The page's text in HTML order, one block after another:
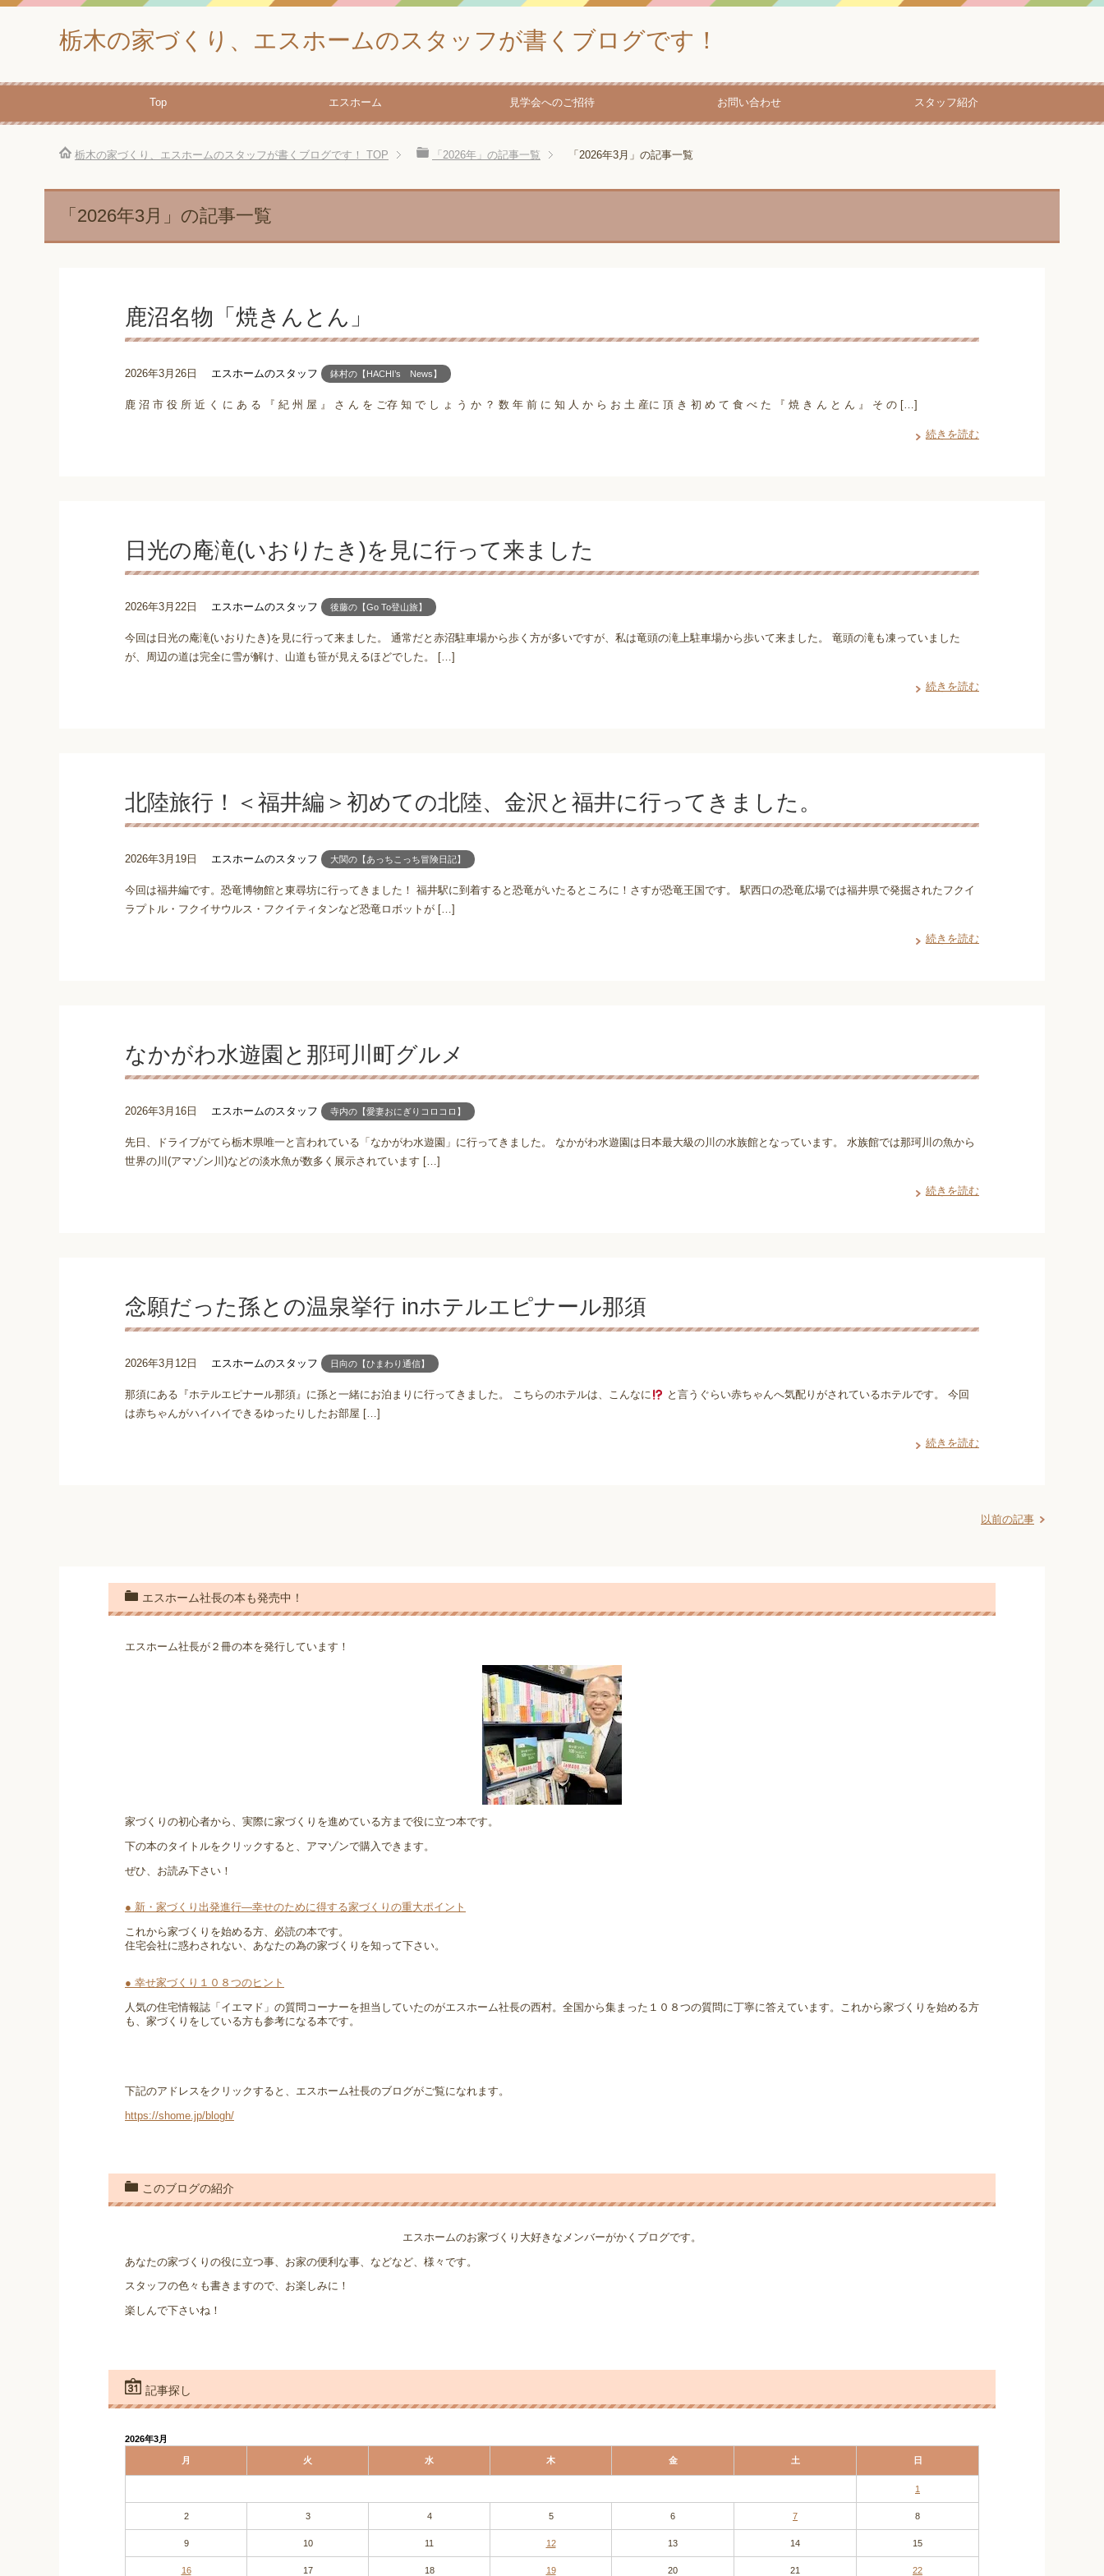
栃木の家づくり、エスホームのスタッフが書くブログです！
Top エスホーム 見学会へのご招待 お問い合わせ スタッフ紹介
栃木の家づくり、エスホームのスタッフが書くブログです！ TOP 「2026年」の記事一覧 「2026年3月」の記事一覧
「2026年3月」の記事一覧
鹿沼名物「焼きんとん」
2026年3月26日 エスホームのスタッフ 鉢村の【HACHI’s News】
鹿 沼 市 役 所 近 く に あ る 『 紀 州 屋 』 さ ん を ご存 知 で し ょ う か ？ 数 年 前 に 知 人 か ら お 土 産に 頂 き 初 め て 食 べ た 『 焼 き ん と ん 』 そ の […]
続きを読む
日光の庵滝(いおりたき)を見に行って来ました
2026年3月22日 エスホームのスタッフ 後藤の【Go To登山旅】
今回は日光の庵滝(いおりたき)を見に行って来ました。 通常だと赤沼駐車場から歩く方が多いですが、私は竜頭の滝上駐車場から歩いて来ました。 竜頭の滝も凍っていました
が、周辺の道は完全に雪が解け、山道も笹が見えるほどでした。 […]
続きを読む
北陸旅行！＜福井編＞初めての北陸、金沢と福井に行ってきました。
2026年3月19日 エスホームのスタッフ 大関の【あっちこっち冒険日記】
今回は福井編です。恐竜博物館と東尋坊に行ってきました！ 福井駅に到着すると恐竜がいたるところに！さすが恐竜王国です。 駅西口の恐竜広場では福井県で発掘されたフクイ
ラプトル・フクイサウルス・フクイティタンなど恐竜ロボットが […]
続きを読む
なかがわ水遊園と那珂川町グルメ
2026年3月16日 エスホームのスタッフ 寺内の【愛妻おにぎりコロコロ】
先日、ドライブがてら栃木県唯一と言われている「なかがわ水遊園」に行ってきました。 なかがわ水遊園は日本最大級の川の水族館となっています。 水族館では那珂川の魚から
世界の川(アマゾン川)などの淡水魚が数多く展示されています […]
続きを読む
念願だった孫との温泉挙行 inホテルエピナール那須
2026年3月12日 エスホームのスタッフ 日向の【ひまわり通信】
那須にある『ホテルエピナール那須』に孫と一緒にお泊まりに行ってきました。 こちらのホテルは、こんなに
と言うぐらい赤ちゃんへ気配りがされているホテルです。 今回
は赤ちゃんがハイハイできるゆったりしたお部屋 […]
続きを読む
以前の記事
エスホーム社長の本も発売中！
エスホーム社長が２冊の本を発行しています！
家づくりの初心者から、実際に家づくりを進めている方まで役に立つ本です。
下の本のタイトルをクリックすると、アマゾンで購入できます。
ぜひ、お読み下さい！
● 新・家づくり出発進行―幸せのために得する家づくりの重大ポイント
これから家づくりを始める方、必読の本です。
住宅会社に惑わされない、あなたの為の家づくりを知って下さい。
● 幸せ家づくり１０８つのヒント
人気の住宅情報誌「イエマド」の質問コーナーを担当していたのがエスホーム社長の西村。全国から集まった１０８つの質問に丁寧に答えています。これから家づくりを始める方
も、家づくりをしている方も参考になる本です。
下記のアドレスをクリックすると、エスホーム社長のブログがご覧になれます。
https://shome.jp/blogh/
このブログの紹介
エスホームのお家づくり大好きなメンバーがかくブログです。
あなたの家づくりの役に立つ事、お家の便利な事、などなど、様々です。
スタッフの色々も書きますので、お楽しみに！
楽しんで下さいね！
記事探し
2026年3月
月 火 水 木 金 土 日
1
2 3 4 5 6 7 8
9 10 11 12 13 14 15
16 17 18 19 20 21 22